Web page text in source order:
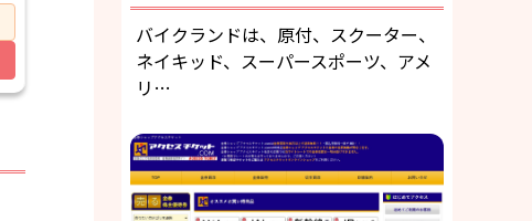
バイクランドは、原付、スクーター、
ネイキッド、スーパースポーツ、アメ
リ…